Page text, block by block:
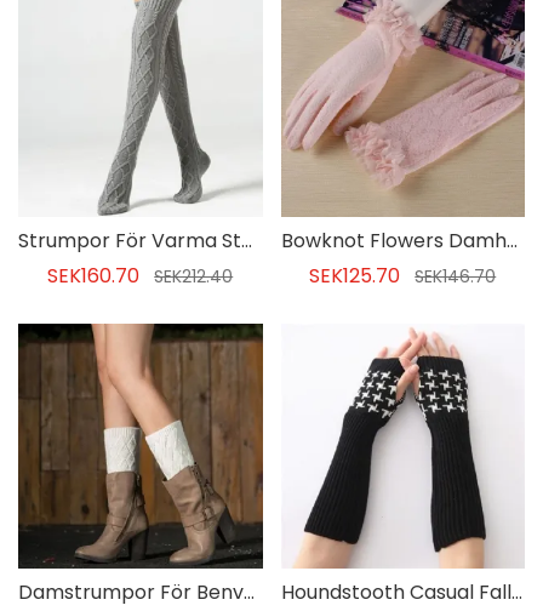
Strumpor För Varma Stövlar För Kvinnor
SEK160.70
SEK212.40
Bowknot Flowers Damhandskar
SEK125.70
SEK146.70
Damstrumpor För Benvärmare
Houndstooth Casual Fallhandskar För Kvinnor